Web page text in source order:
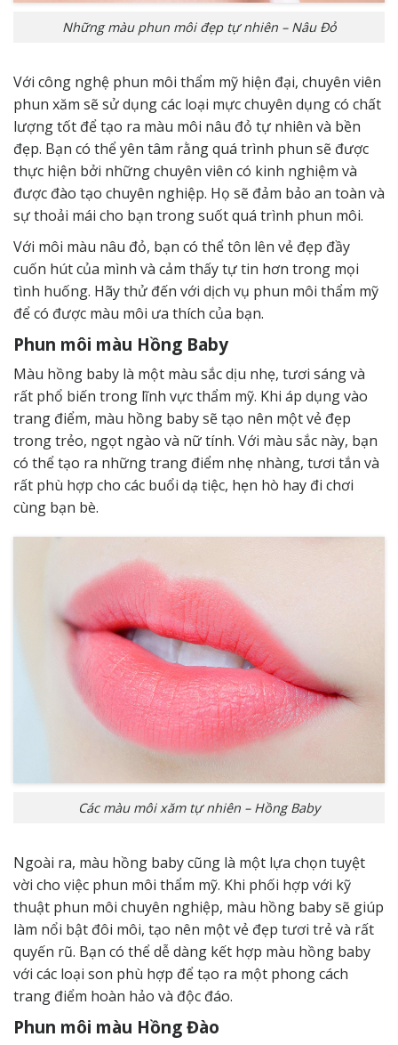
Những màu phun môi đẹp tự nhiên – Nâu Đỏ
Với công nghệ phun môi thẩm mỹ hiện đại, chuyên viên
phun xăm sẽ sử dụng các loại mực chuyên dụng có chất
lượng tốt để tạo ra màu môi nâu đỏ tự nhiên và bền
đẹp. Bạn có thể yên tâm rằng quá trình phun sẽ được
thực hiện bởi những chuyên viên có kinh nghiệm và
được đào tạo chuyên nghiệp. Họ sẽ đảm bảo an toàn và
sự thoải mái cho bạn trong suốt quá trình phun môi.
Với môi màu nâu đỏ, bạn có thể tôn lên vẻ đẹp đầy
cuốn hút của mình và cảm thấy tự tin hơn trong mọi
tình huống. Hãy thử đến với dịch vụ phun môi thẩm mỹ
để có được màu môi ưa thích của bạn.
Phun môi màu Hồng Baby
Màu hồng baby là một màu sắc dịu nhẹ, tươi sáng và
rất phổ biến trong lĩnh vực thẩm mỹ. Khi áp dụng vào
trang điểm, màu hồng baby sẽ tạo nên một vẻ đẹp
trong trẻo, ngọt ngào và nữ tính. Với màu sắc này, bạn
có thể tạo ra những trang điểm nhẹ nhàng, tươi tắn và
rất phù hợp cho các buổi dạ tiệc, hẹn hò hay đi chơi
cùng bạn bè.
Các màu môi xăm tự nhiên – Hồng Baby
Ngoài ra, màu hồng baby cũng là một lựa chọn tuyệt
vời cho việc phun môi thẩm mỹ. Khi phối hợp với kỹ
thuật phun môi chuyên nghiệp, màu hồng baby sẽ giúp
làm nổi bật đôi môi, tạo nên một vẻ đẹp tươi trẻ và rất
quyến rũ. Bạn có thể dễ dàng kết hợp màu hồng baby
với các loại son phù hợp để tạo ra một phong cách
trang điểm hoàn hảo và độc đáo.
Phun môi màu Hồng Đào